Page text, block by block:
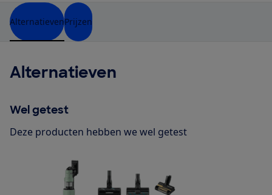
AlternatievenPrijzen
Alternatieven
Wel getest
Deze producten hebben we wel getest